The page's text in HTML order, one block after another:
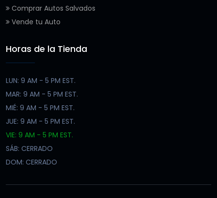
Comprar Autos Salvados
Vende tu Auto
Horas de la Tienda
LUN: 9 AM - 5 PM EST.
MAR: 9 AM - 5 PM EST.
MIÉ: 9 AM - 5 PM EST.
JUE: 9 AM - 5 PM EST.
VIE: 9 AM - 5 PM EST.
SÁB: CERRADO
DOM: CERRADO